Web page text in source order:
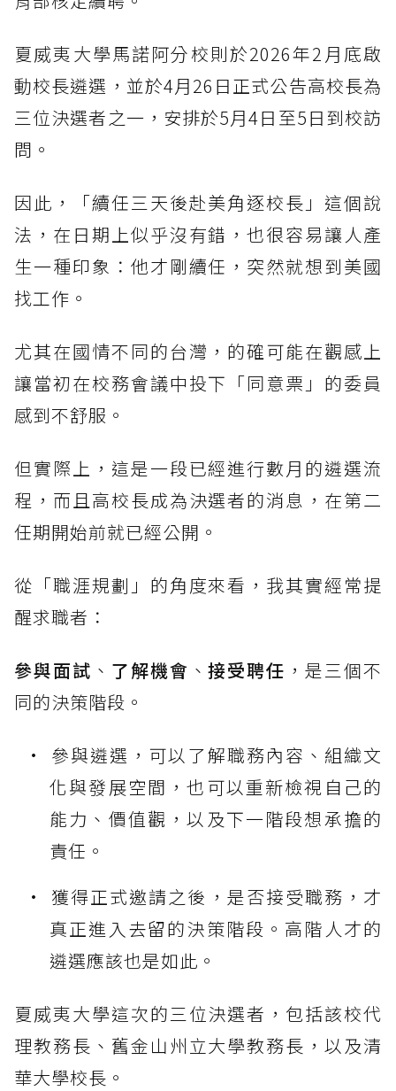
夏威夷大學馬諾阿分校則於2026年2月底啟
動校長遴選，並於4月26日正式公告高校長為
三位決選者之一，安排於5月4日至5日到校訪
問。
因此，「續任三天後赴美角逐校長」這個說
法，在日期上似乎沒有錯，也很容易讓人產
生一種印象：他才剛續任，突然就想到美國
找工作。
尤其在國情不同的台灣，的確可能在觀感上
讓當初在校務會議中投下「同意票」的委員
感到不舒服。
但實際上，這是一段已經進行數月的遴選流
程，而且高校長成為決選者的消息，在第二
任期開始前就已經公開。
從「職涯規劃」的角度來看，我其實經常提
醒求職者：
參與面試 、 了解機會 、接受聘任 ，是三個不
同的決策階段。
參與遴選，可以了解職務內容、組織文
化與發展空間，也可以重新檢視自己的
能力、價值觀，以及下一階段想承擔的
責任。
獲得正式邀請之後，是否接受職務，才
真正進入去留的決策階段。高階人才的
遴選應該也是如此。
夏威夷大學這次的三位決選者，包括該校代
理教務長、舊金山州立大學教務長，以及清
華大學校長。